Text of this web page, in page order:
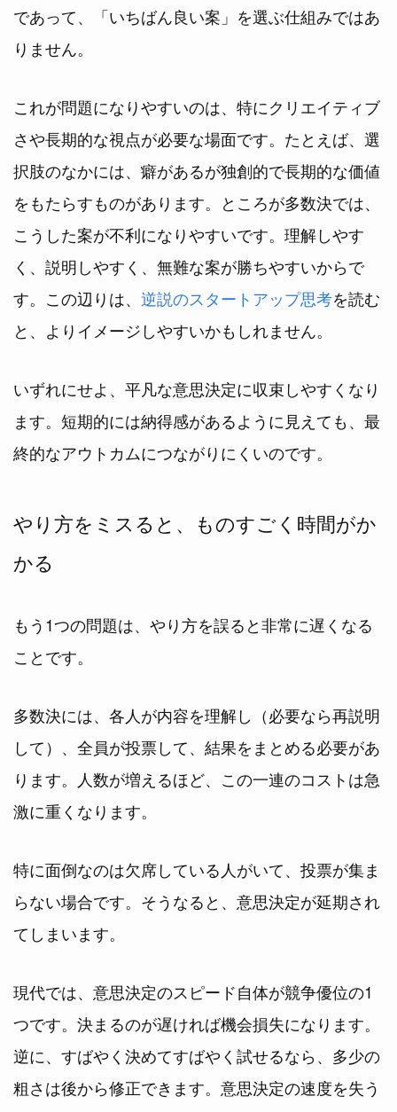
であって、「いちばん良い案」を選ぶ仕組みではあ
りません。
これが問題になりやすいのは、特にクリエイティブ
さや長期的な視点が必要な場面です。たとえば、選
択肢のなかには、癖があるが独創的で長期的な価値
をもたらすものがあります。ところが多数決では、
こうした案が不利になりやすいです。理解しやす
く、説明しやすく、無難な案が勝ちやすいからで
す。この辺りは、 逆説のスタートアップ思考を読む
と、よりイメージしやすいかもしれません。
いずれにせよ、平凡な意思決定に収束しやすくなり
ます。短期的には納得感があるように見えても、最
終的なアウトカムにつながりにくいのです。
やり方をミスると、ものすごく時間がか
かる
もう1つの問題は、やり方を誤ると非常に遅くなる
ことです。
多数決には、各人が内容を理解し（必要なら再説明
して）、全員が投票して、結果をまとめる必要があ
ります。人数が増えるほど、この一連のコストは急
激に重くなります。
特に面倒なのは欠席している人がいて、投票が集ま
らない場合です。そうなると、意思決定が延期され
てしまいます。
現代では、意思決定のスピード自体が競争優位の1
つです。決まるのが遅ければ機会損失になります。
逆に、すばやく決めてすばやく試せるなら、多少の
粗さは後から修正できます。意思決定の速度を失う